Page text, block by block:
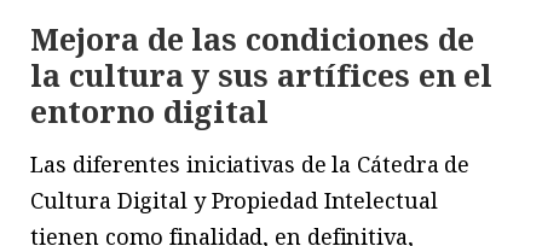
Mejora de las condiciones de
la cultura y sus artífices en el
entorno digital
Las diferentes iniciativas de la Cátedra de
Cultura Digital y Propiedad Intelectual
tienen como finalidad, en definitiva,